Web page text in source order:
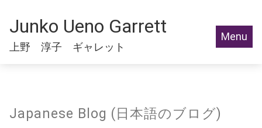
Junko Ueno Garrett
上野 淳子 ギャレット
Menu
Japanese Blog (日本語のブログ)